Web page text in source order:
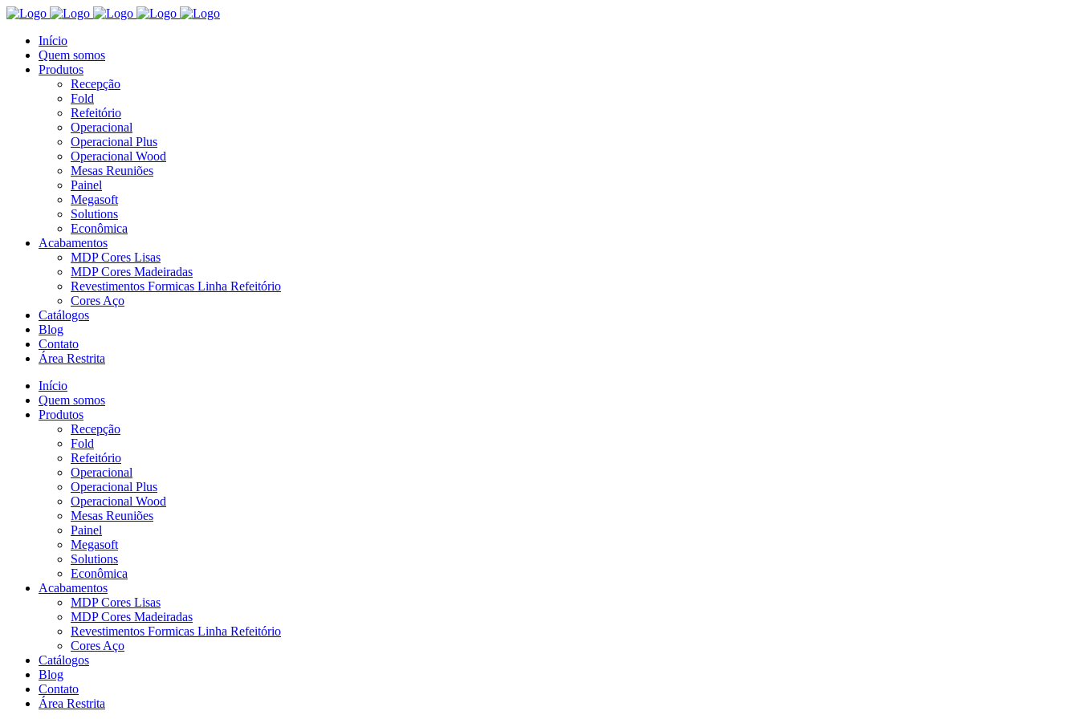
Início
Quem somos
Produtos
Recepção
Fold
Refeitório
Operacional
Operacional Plus
Operacional Wood
Mesas Reuniões
Painel
Megasoft
Solutions
Econômica
Acabamentos
MDP Cores Lisas
MDP Cores Madeiradas
Revestimentos Formicas Linha Refeitório
Cores Aço
Catálogos
Blog
Contato
Área Restrita
Início
Quem somos
Produtos
Recepção
Fold
Refeitório
Operacional
Operacional Plus
Operacional Wood
Mesas Reuniões
Painel
Megasoft
Solutions
Econômica
Acabamentos
MDP Cores Lisas
MDP Cores Madeiradas
Revestimentos Formicas Linha Refeitório
Cores Aço
Catálogos
Blog
Contato
Área Restrita